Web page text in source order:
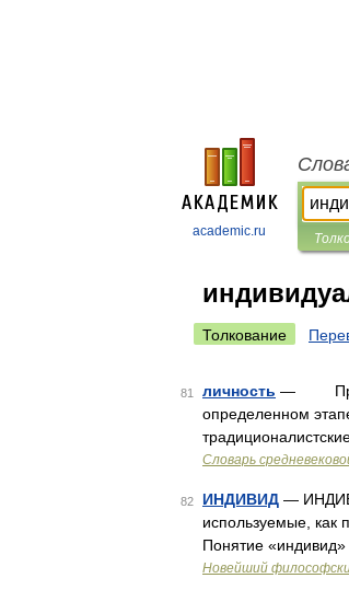
academic.ru
Толкование
81 личность —
определенном
Словарь
82 ИНДИВИД —
используемые, как
Понятие
Новейший